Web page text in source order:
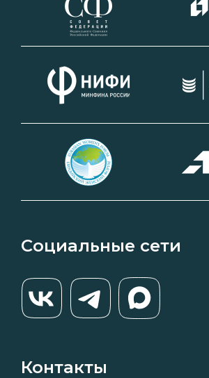
Социальные сети
Контакты